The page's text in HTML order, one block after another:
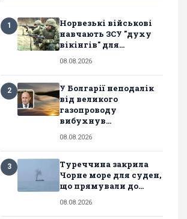
1
Норвезькі військові
навчають ЗСУ "духу
вікінгів" для...
08.08.2026
2
У Болгарії неподалік
від великого
газопроводу
вибухнув...
08.08.2026
3
Туреччина закрила
Чорне море для суден,
що прямували до...
08.08.2026